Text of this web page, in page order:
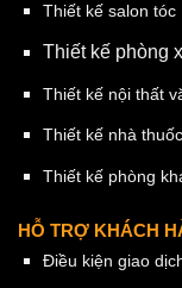
Thiết kế salon tóc
Thiết kế phòng
Thiết kế nội thất
Thiết kế nhà
Thiết kế phòng
HỖ TRỢ KHÁCH
Điều kiện giao